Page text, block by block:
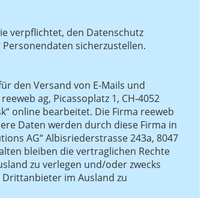
verpflichtet, den Datenschutz
sicherzustellen.
den Versand von E-Mails und
ag, Picassoplatz 1, CH-4052
online bearbeitet. Die Firma reeweb
Daten werden durch diese Firma in
AG“ Albisriederstrasse 243a, 8047
bleiben die vertraglichen Rechte
zu verlegen und/oder zwecks
Drittanbieter im Ausland zu